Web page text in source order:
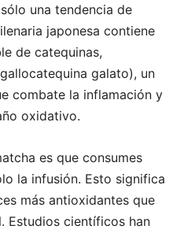
una tendencia de
japonesa contiene
de catequinas,
galato), un
combate la inflamación y
oxidativo.
es que consumes
la infusión. Esto significa
más antioxidantes que
Estudios científicos han